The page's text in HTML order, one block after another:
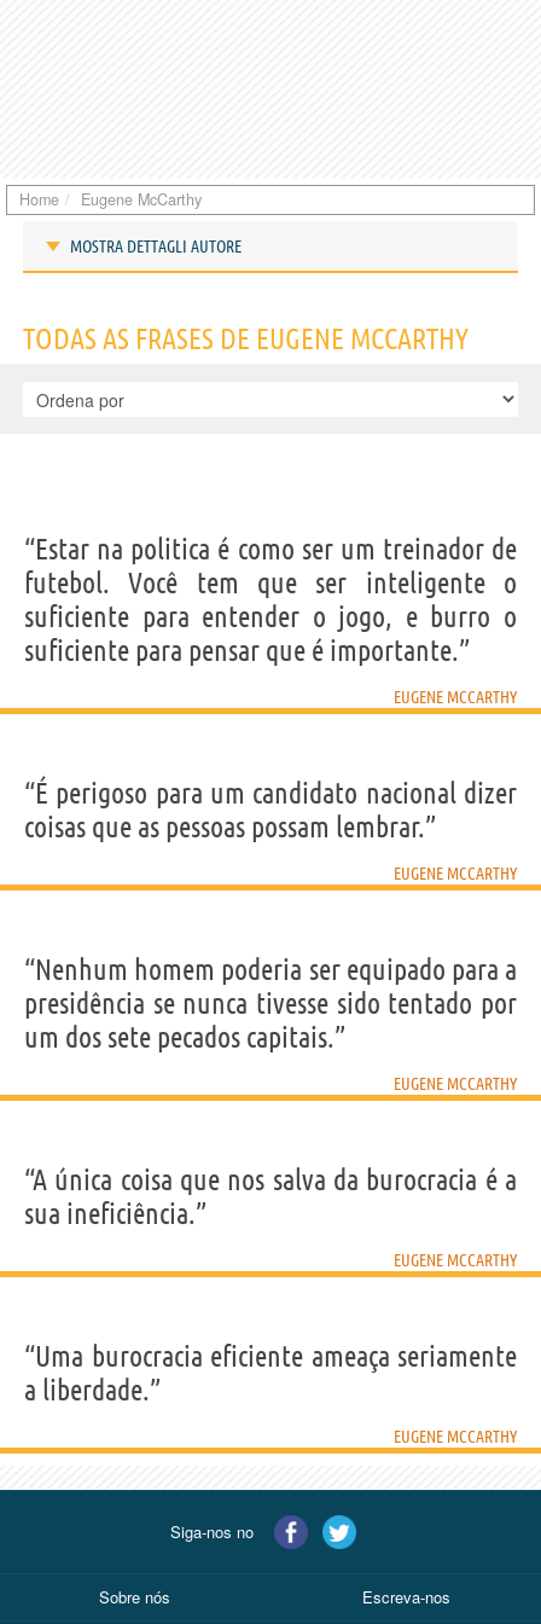
Home Eugene McCarthy
MOSTRA DETTAGLI AUTORE
IDENTIKIT E DADOS PESSOAIS
Nome
Eugene
Sobrenome McCarthy
Nascido 29 Março 1916 em Watkins
Falecido 10 Dezembro 2005 em Washington
Gênero masculino
Nacionalidade Americana
5EM PORTUGUÊS
CONTEÚDOS
TODAS AS FRASES DE EUGENE MCCARTHY
“Estar na politica é como ser um treinador de
futebol. Você tem que ser inteligente o
suficiente para entender o jogo, e burro o
suficiente para pensar que é importante.”
EUGENE MCCARTHY
“É perigoso para um candidato nacional dizer
coisas que as pessoas possam lembrar.”
EUGENE MCCARTHY
“Nenhum homem poderia ser equipado para a
presidência se nunca tivesse sido tentado por
um dos sete pecados capitais.”
EUGENE MCCARTHY
“A única coisa que nos salva da burocracia é a
sua ineficiência.”
EUGENE MCCARTHY
“Uma burocracia eficiente ameaça seriamente
a liberdade.”
EUGENE MCCARTHY
Siga-nos no
Sobre nós Escreva-nos